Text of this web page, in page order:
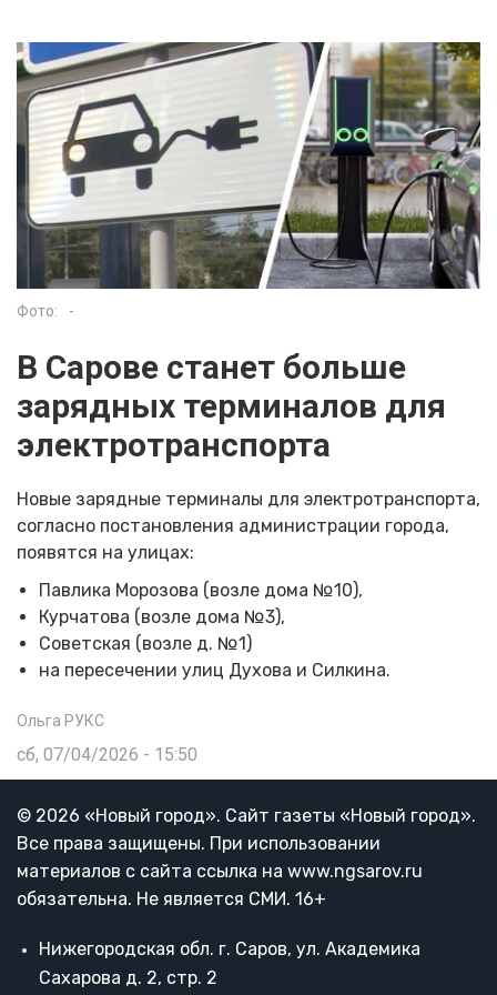
Фото: -
В Сарове станет больше
зарядных терминалов для
электротранспорта
Новые зарядные терминалы для электротранспорта,
согласно постановления администрации города,
появятся на улицах:
Павлика Морозова (возле дома №10),
Курчатова (возле дома №3),
Советская (возле д. №1)
на пересечении улиц Духова и Силкина.
Ольга РУКС
сб, 07/04/2026 - 15:50
© 2026 «Новый город». Cайт газеты «Новый город».
Все права защищены. При использовании
материалов с сайта ссылка на www.ngsarov.ru
обязательна. Не является СМИ. 16+
Нижегородская обл. г. Саров, ул. Академика
Сахарова д. 2, стр. 2